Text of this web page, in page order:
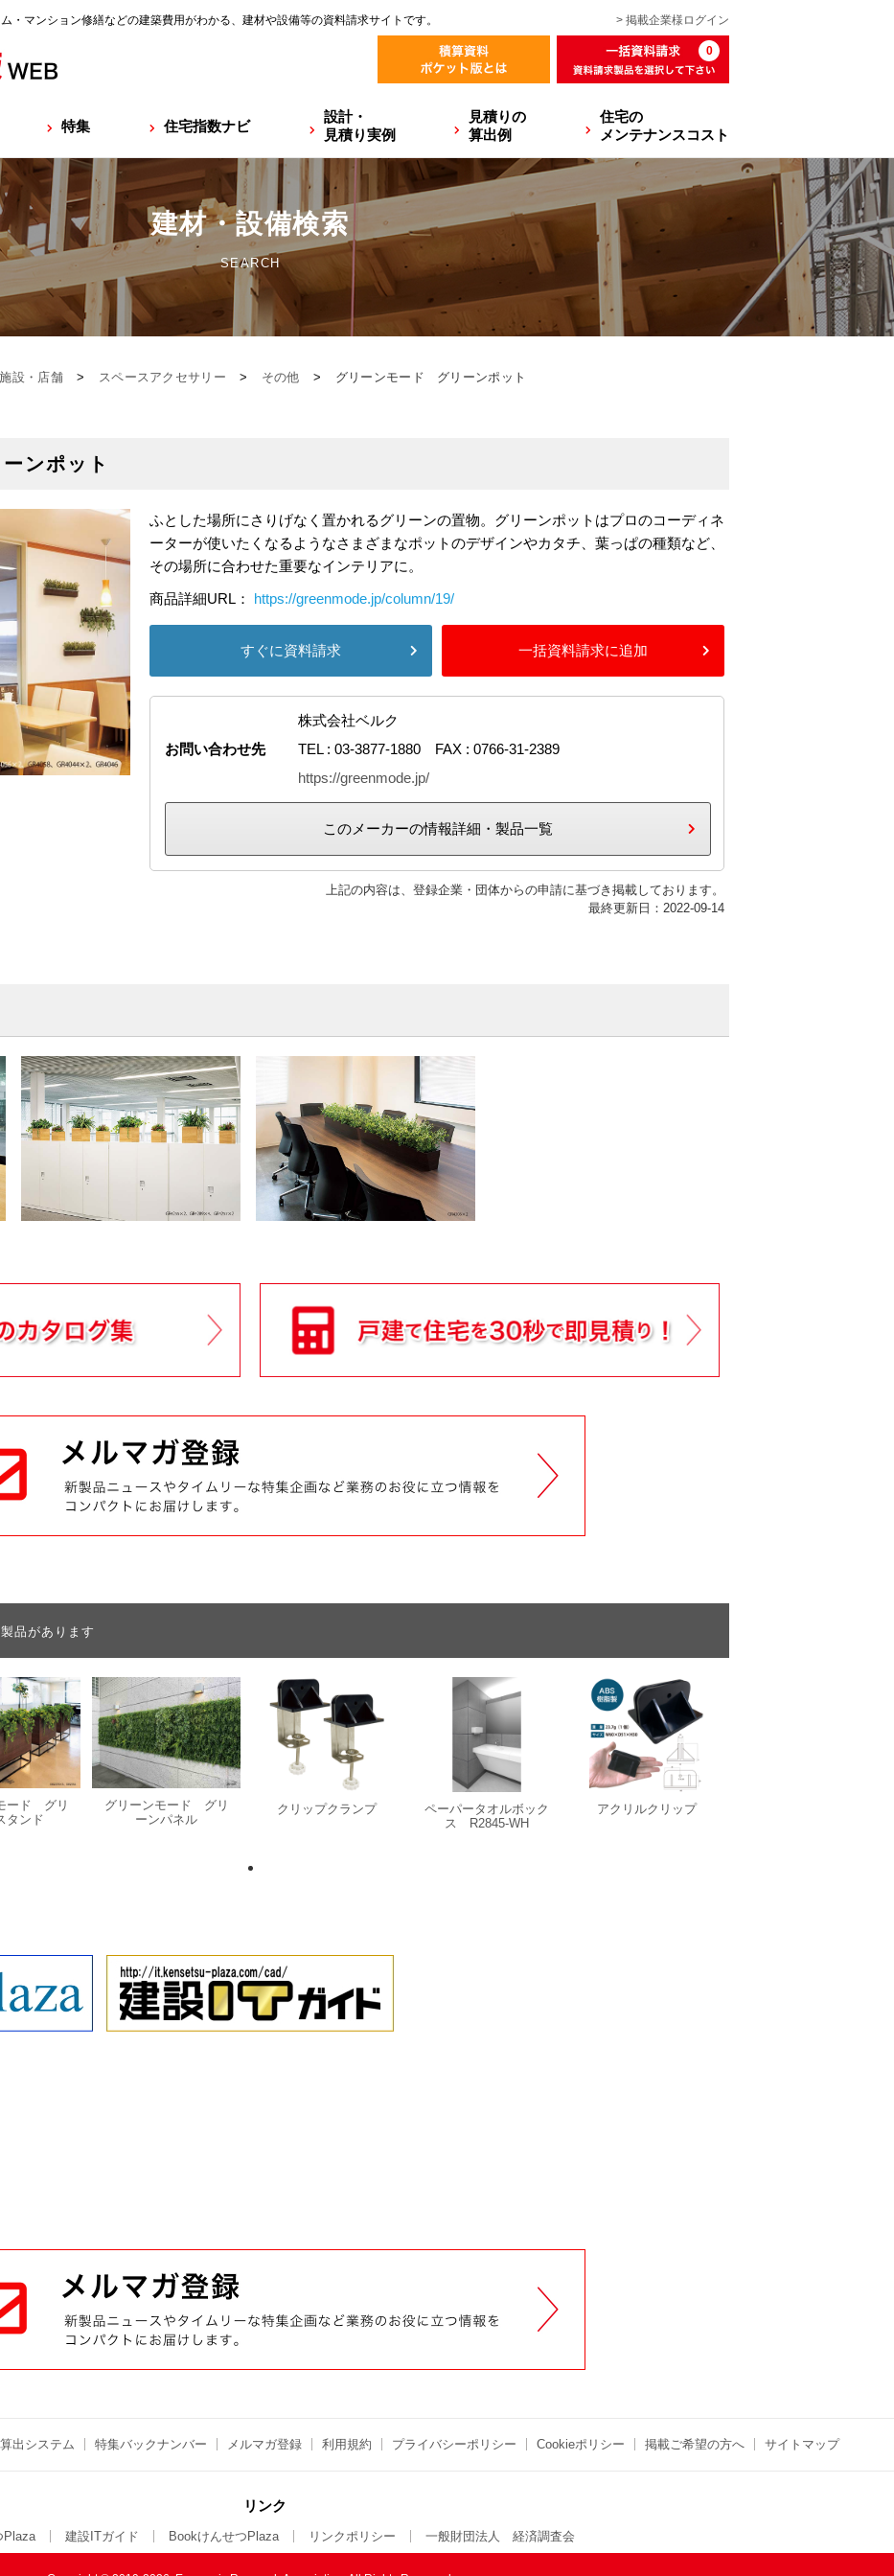
・マンション修繕などの建築費用がわかる、建材や設備等の資料請求サイトです。 > 掲載企業様 ログイン
0
特集 住宅指数ナビ
設計・
見積り実例
見積りの
算出例
住宅の
メンテナンスコスト
建材・設備検索
SEARCH
設・店舗 > スペースアクセサリー > その他 > グリーンモード グリーンポット
ンポット
ふとした場所にさりげなく置かれるグリーンの置物。グリーンポットはプロのコーディネ
ーターが使いたくなるようなさまざまなポットのデザインやカタチ、葉っぱの種類など、
その場所に合わせた重要なインテリアに。
商品詳細URL： https://greenmode.jp/column/19/
すぐに資料請求 一括資料請求に追加
お問い合わせ先
株式会社ベルク
TEL : 03-3877-1880 FAX : 0766-31-2389
https://greenmode.jp/
このメーカーの情報詳細・製品一覧
上記の内容は、登録企業・団体からの申請に基づき掲載しております。
最終更新日：2022-09-14
品があります
ード グリ
タンド
グリーンモード グリ
ーンパネル
クリップクランプ
ペーパータオルボック
ス R2845-WH
アクリルクリップ
出システム 特集バックナンバー メルマガ登録 利用規約 プライバシーポリシー Cookieポリシー 掲載ご希望の方へ サイトマップ
リンク
Plaza 建設ITガイド BookけんせつPlaza リンクポリシー 一般財団法人 経済調査会